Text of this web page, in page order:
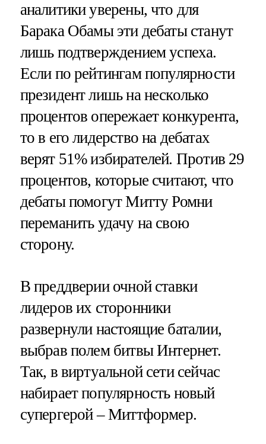
аналитики уверены, что для
Барака Обамы эти дебаты станут
лишь подтверждением успеха.
Если по рейтингам популярности
президент лишь на несколько
процентов опережает конкурента,
то в его лидерство на дебатах
верят 51% избирателей. Против 29
процентов, которые считают, что
дебаты помогут Митту Ромни
переманить удачу на свою
сторону.
В преддверии очной ставки
лидеров их сторонники
развернули настоящие баталии,
выбрав полем битвы Интернет.
Так, в виртуальной сети сейчас
набирает популярность новый
супергерой – Миттформер.